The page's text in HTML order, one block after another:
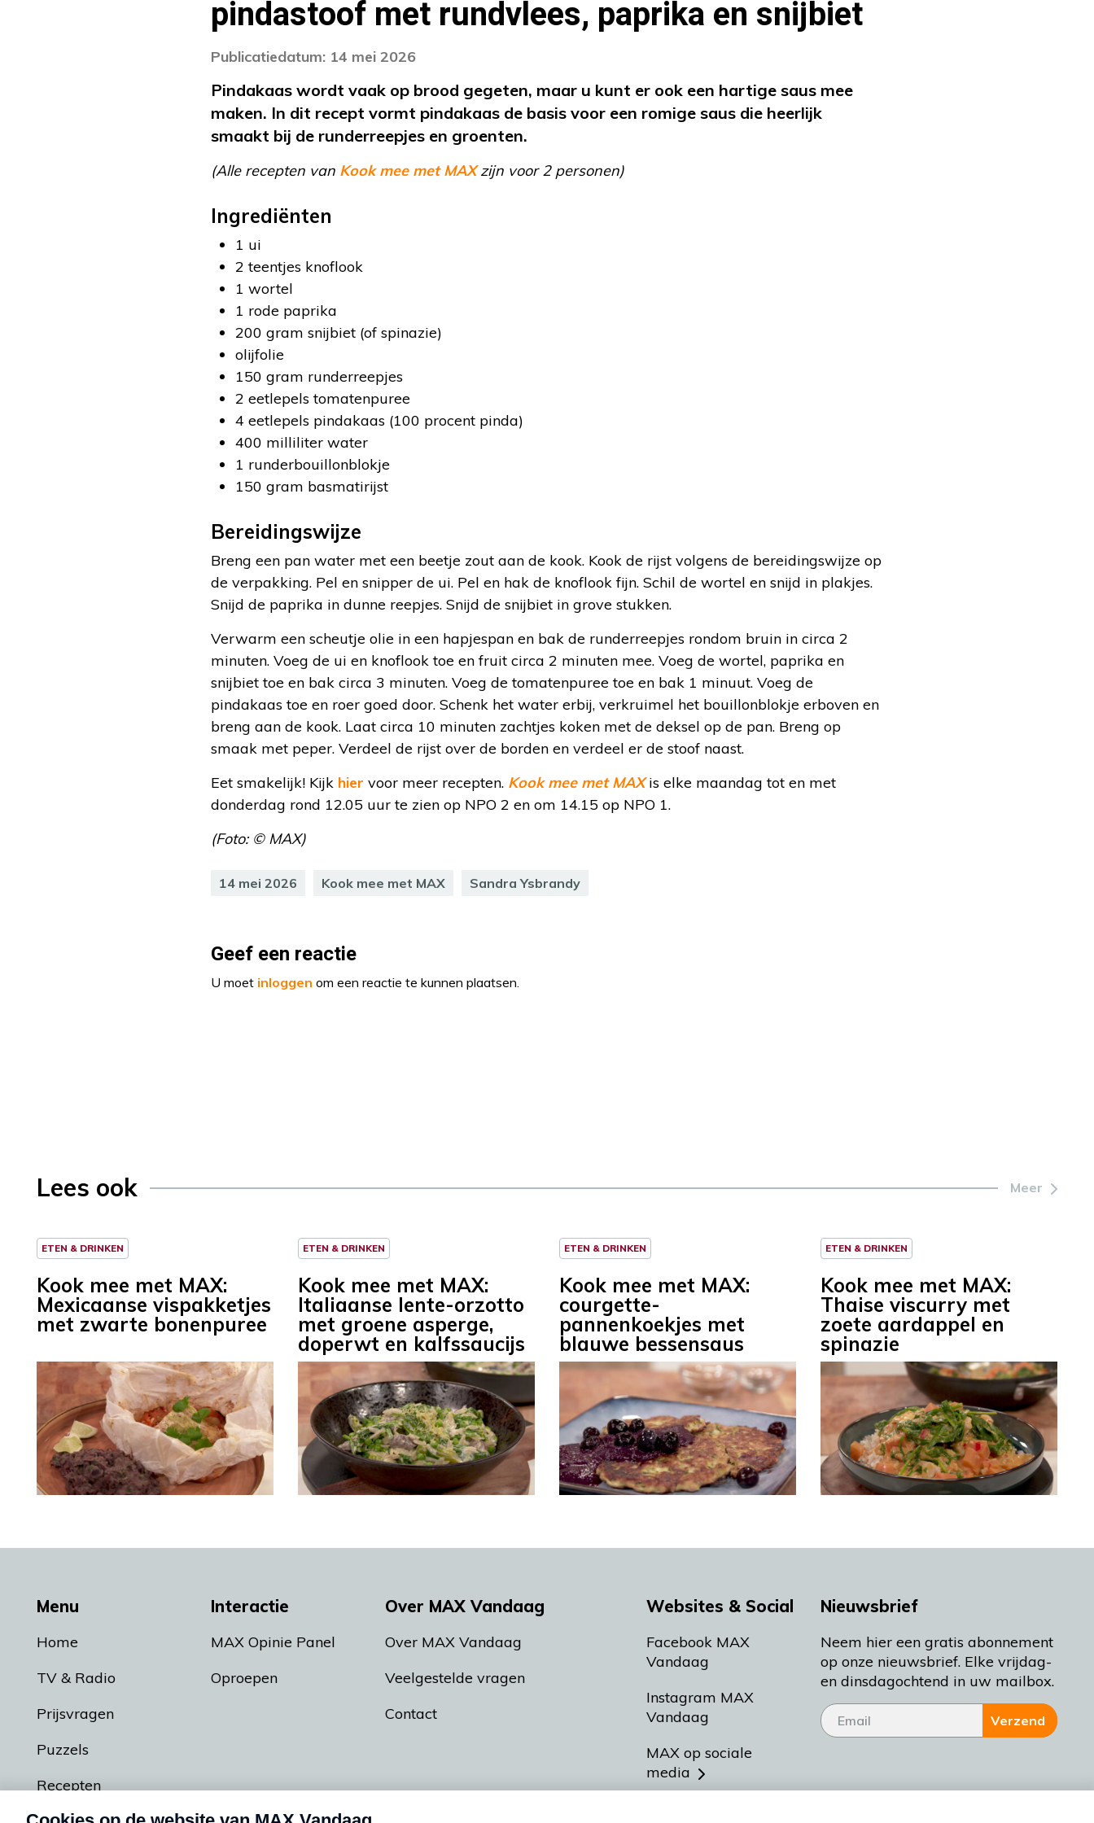
pindastoof met rundvlees, paprika en snijbiet
Publicatiedatum: 14 mei 2026
Pindakaas wordt vaak op brood gegeten, maar u kunt er ook een hartige saus mee
maken. In dit recept vormt pindakaas de basis voor een romige saus die heerlijk
smaakt bij de runderreepjes en groenten.
(Alle recepten van Kook mee met MAXzijn voor 2 personen)
Ingrediënten
1 ui
2 teentjes knoflook
1 wortel
1 rode paprika
200 gram snijbiet (of spinazie)
olijfolie
150 gram runderreepjes
2 eetlepels tomatenpuree
4 eetlepels pindakaas (100 procent pinda)
400 milliliter water
1 runderbouillonblokje
150 gram basmatirijst
Bereidingswijze
Breng een pan water met een beetje zout aan de kook. Kook de rijst volgens de bereidingswijze op
de verpakking. Pel en snipper de ui. Pel en hak de knoflook fijn. Schil de wortel en snijd in plakjes.
Snijd de paprika in dunne reepjes. Snijd de snijbiet in grove stukken.
Verwarm een scheutje olie in een hapjespan en bak de runderreepjes rondom bruin in circa 2
minuten. Voeg de ui en knoflook toe en fruit circa 2 minuten mee. Voeg de wortel, paprika en
snijbiet toe en bak circa 3 minuten. Voeg de tomatenpuree toe en bak 1 minuut. Voeg de
pindakaas toe en roer goed door. Schenk het water erbij, verkruimel het bouillonblokje erboven en
breng aan de kook. Laat circa 10 minuten zachtjes koken met de deksel op de pan. Breng op
smaak met peper. Verdeel de rijst over de borden en verdeel er de stoof naast.
Eet smakelijk! Kijk hier voor meer recepten. Kook mee met MAXis elke maandag tot en met
donderdag rond 12.05 uur te zien op NPO 2 en om 14.15 op NPO 1.
(Foto: © MAX)
14 mei 2026 Kook mee met MAX Sandra Ysbrandy
Geef een reactie
U moet inloggen om een reactie te kunnen plaatsen.
Lees ook Meer
ETEN & DRINKEN
Kook mee met MAX:
Mexicaanse vispakketjes
met zwarte bonenpuree
ETEN & DRINKEN
Kook mee met MAX:
Italiaanse lente-orzotto
met groene asperge,
doperwt en kalfssaucijs
ETEN & DRINKEN
Kook mee met MAX:
courgette-
pannenkoekjes met
blauwe bessensaus
ETEN & DRINKEN
Kook mee met MAX:
Thaise viscurry met
zoete aardappel en
spinazie
Menu
Home
TV & Radio
Prijsvragen
Puzzels
Recepten
Interactie
MAX Opinie Panel
Oproepen
Over MAX Vandaag
Over MAX Vandaag
Veelgestelde vragen
Contact
Websites & Social
Facebook MAX
Vandaag
Instagram MAX
Vandaag
MAX op sociale
media
Nieuwsbrief
Neem hier een gratis abonnement
op onze nieuwsbrief. Elke vrijdag-
en dinsdagochtend in uw mailbox.
Verzend